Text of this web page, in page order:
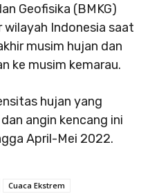
Geofisika (BMKG)
Indonesia saat
musim hujan dan
ke musim kemarau.
hujan yang
angin kencang ini
April-Mei 2022.
Cuaca Ekstrem